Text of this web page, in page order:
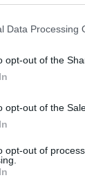
Data Processing
opt-out of the
opt-out of the
opt-out of
ενώ
και
ότι
αφορούν
το Ιράν